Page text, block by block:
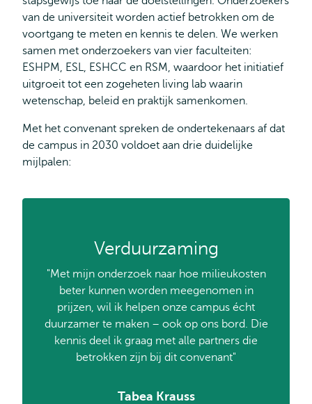
van de universiteit worden actief betrokken om de
voortgang te meten en kennis te delen. We werken
samen met onderzoekers van vier faculteiten:
ESHPM, ESL, ESHCC en RSM, waardoor het initiatief
uitgroeit tot een zogeheten living lab waarin
wetenschap, beleid en praktijk samenkomen.
Met het convenant spreken de ondertekenaars af dat
de campus in 2030 voldoet aan drie duidelijke
mijlpalen:
Verduurzaming
"Met mijn onderzoek naar hoe milieukosten
beter kunnen worden meegenomen in
prijzen, wil ik helpen onze campus écht
duurzamer te maken – ook op ons bord. Die
kennis deel ik graag met alle partners die
betrokken zijn bij dit convenant"
Tabea Krauss